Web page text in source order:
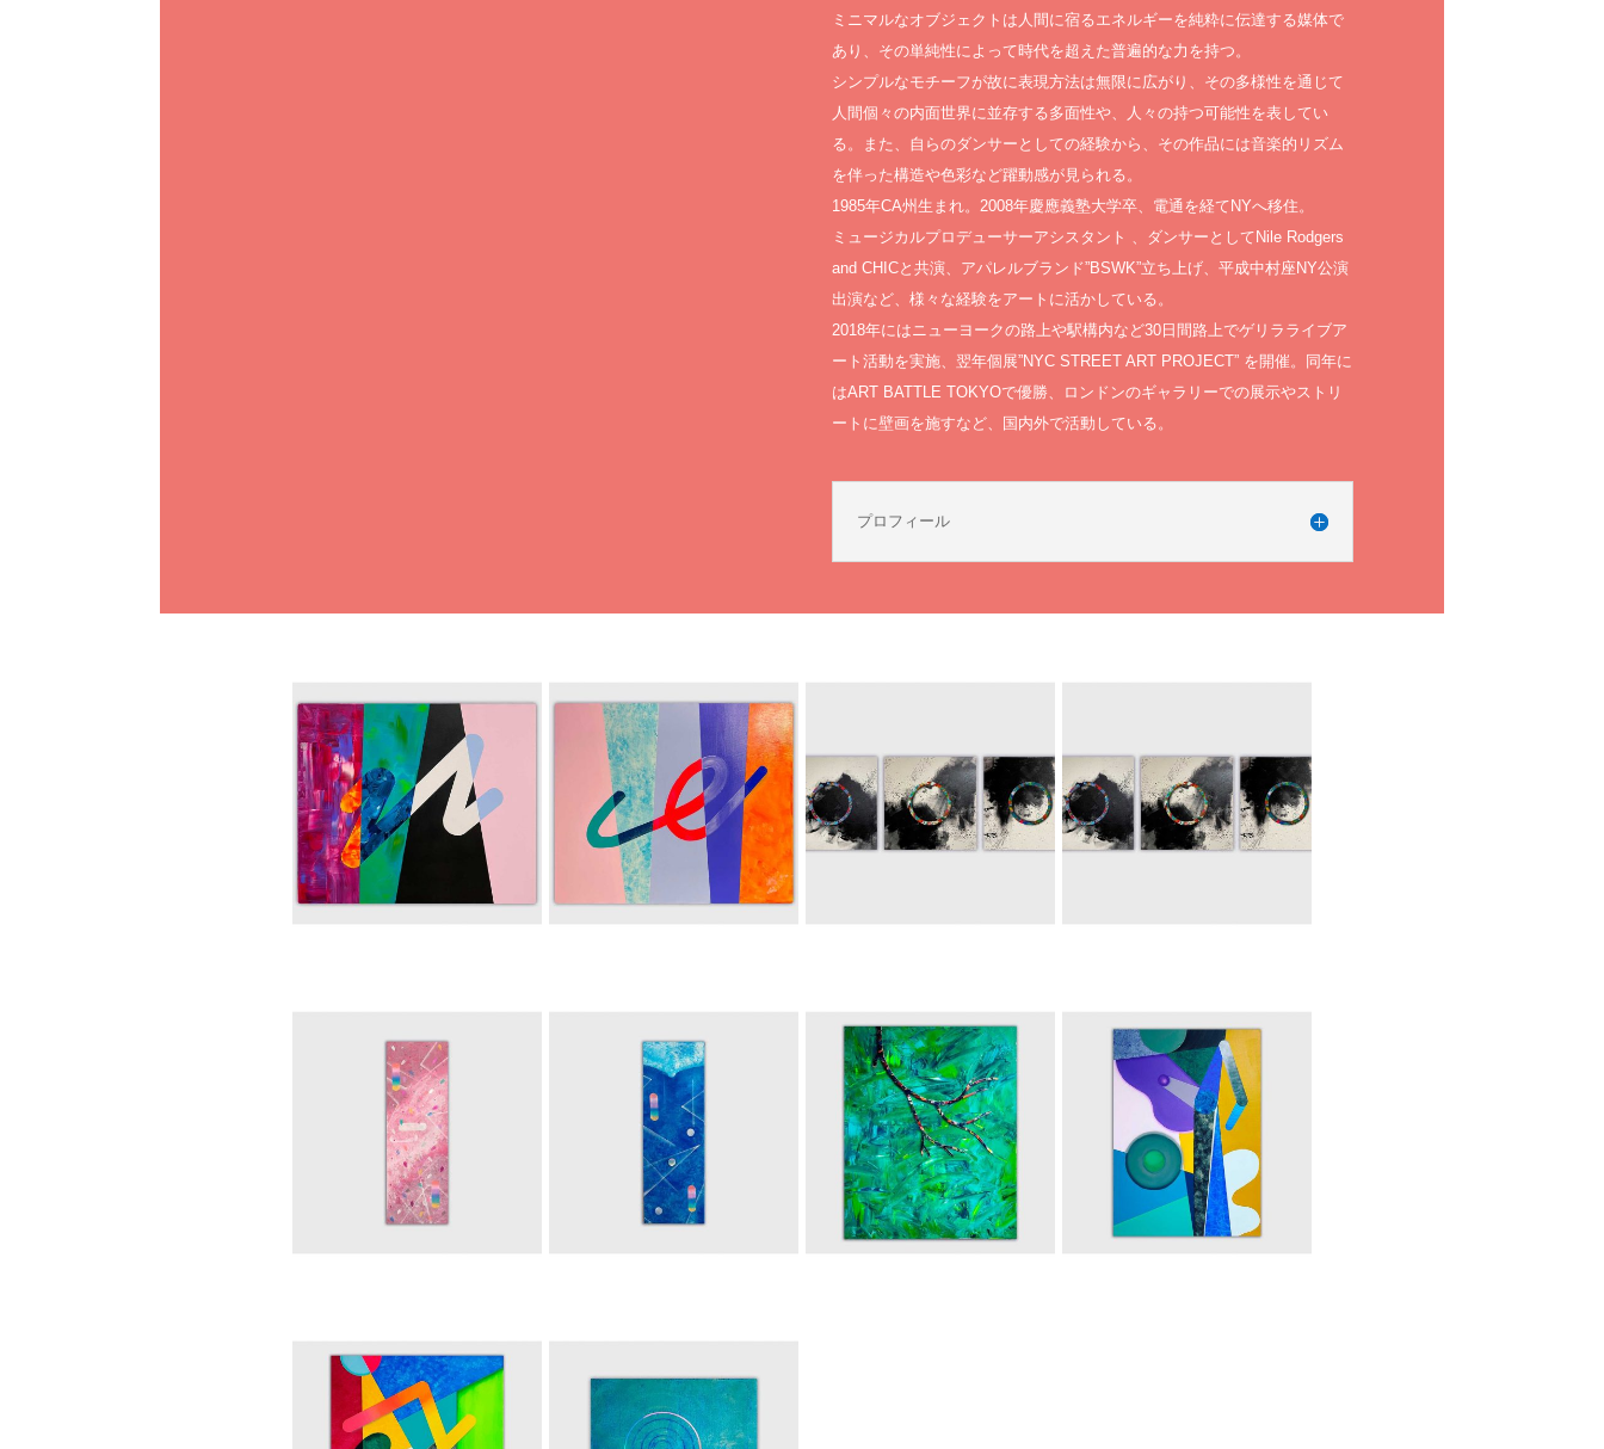
ミニマルなオブジェクトは人間に宿るエネルギーを純粋に伝達する媒体で
あり、その単純性によって時代を超えた普遍的な力を持つ。
シンプルなモチーフが故に表現方法は無限に広がり、その多様性を通じて
人間個々の内面世界に並存する多面性や、人々の持つ可能性を表してい
る。また、自らのダンサーとしての経験から、その作品には音楽的リズム
を伴った構造や色彩など躍動感が見られる。
1985年CA州生まれ。2008年慶應義塾大学卒、電通を経てNYへ移住。
ミュージカルプロデューサーアシスタント 、ダンサーとしてNile Rodgers
and CHICと共演、アパレルブランド”BSWK”立ち上げ、平成中村座NY公演
出演など、様々な経験をアートに活かしている。
2018年にはニューヨークの路上や駅構内など30日間路上でゲリラライブア
ート活動を実施、翌年個展”NYC STREET ART PROJECT” を開催。同年に
はART BATTLE TOKYOで優勝、ロンドンのギャラリーでの展示やストリ
ートに壁画を施すなど、国内外で活動している。
プロフィール